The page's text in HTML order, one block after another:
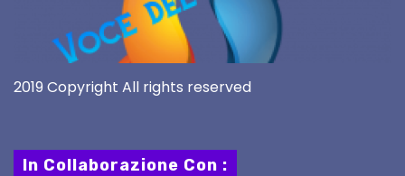
2019 Copyright All rights reserved
In Collaborazione Con :